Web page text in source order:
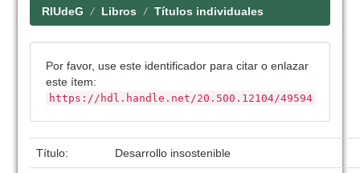
RIUdeG Libros Títulos individuales
Por favor, use este identificador para citar o enlazar
este ítem:
https://hdl.handle.net/20.500.12104/49594
Título: Desarrollo insostenible